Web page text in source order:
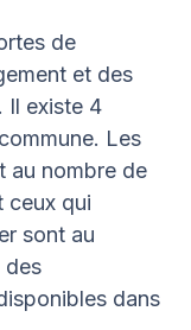
de
et des
Il existe 4
Les
au nombre de
ceux qui
sont au
des
dans